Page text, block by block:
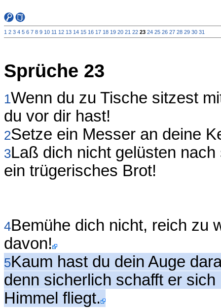
1 2 3 4 5 6 7 8 9 10 11 12 13 14 15 16 17 18 19 20 21 22 23 24 25 26 27 28 29 30 31
Sprüche 23
1Wenn du zu Tische sitzest
du vor dir hast!
2Setze ein Messer an deine
3Laß dich nicht gelüsten
ein trügerisches Brot!
4Bemühe dich nicht, reich zu
davon!
5Kaum hast du dein Auge
denn sicherlich schafft er
Himmel fliegt.